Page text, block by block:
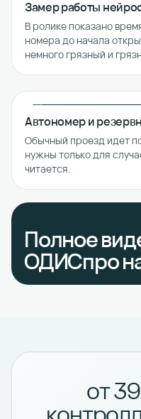
Замер работы
В ролике показано
номера до начала
немного грязный и
Автономер и
Обычный проезд идет
нужны только для
читается.
Полное
ОДИСпро
от